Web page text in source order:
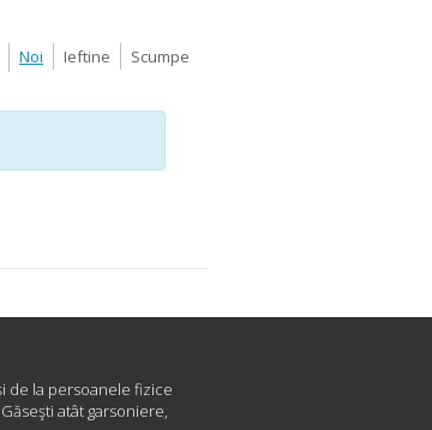
Noi Ieftine Scumpe
de la persoanele fizice
atât garsoniere,